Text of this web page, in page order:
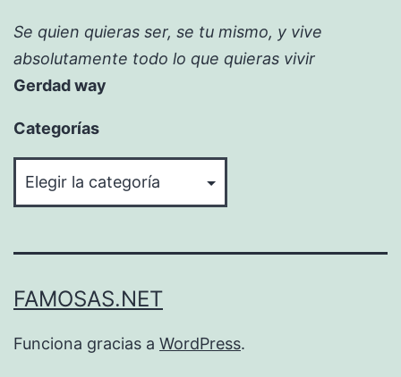
Se quien quieras ser, se tu mismo, y vive
absolutamente todo lo que quieras vivir
Gerdad way
Categorías
FAMOSAS.NET
Funciona gracias a WordPress.